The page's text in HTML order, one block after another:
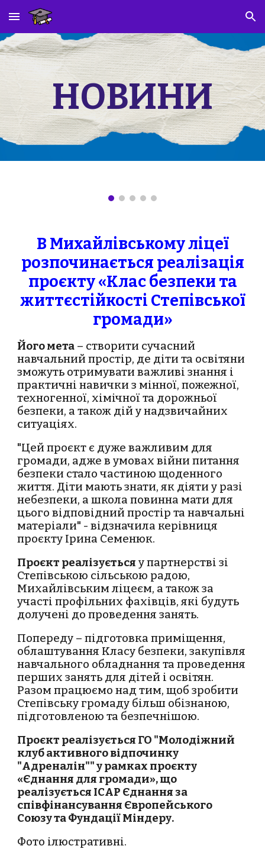
Skip to main content Skip to navigation
НОВИНИ
В Михайлівському ліцеї
розпочинається реалізація
проєкту «Клас безпеки та
життєстійкості Степівської
громади»
Його мета – створити сучасний
навчальний простір, де діти та освітяни
зможуть отримувати важливі знання і
практичні навички з мінної, пожежної,
техногенної, хімічної та дорожньої
безпеки, а також дій у надзвичайних
ситуаціях.
"Цей проєкт є дуже важливим для
громади, адже в умовах війни питання
безпеки стало частиною щоденного
життя. Діти мають знати, як діяти у разі
небезпеки, а школа повинна мати для
цього відповідний простір та навчальні
матеріали" - відзначила керівниця
проєкту Ірина Семенюк.
Проєкт реалізується у партнерстві зі
Степівською сільською радою,
Михайлівським ліцеєм, а також за
участі профільних фахівців, які будуть
долучені до проведення занять.
Попереду – підготовка приміщення,
облаштування Класу безпеки, закупівля
навчального обладнання та проведення
перших занять для дітей і освітян.
Разом працюємо над тим, щоб зробити
Степівську громаду більш обізнаною,
підготовленою та безпечнішою.
Проєкт реалізується ГО "Молодіжний
клуб активного відпочинку
"Адреналін"" у рамках проєкту
«Єднання для громади», що
реалізується ІСАР Єднання за
співфінансування Європейського
Союзу та Фундації Міндеру.
Фото ілюстративні.